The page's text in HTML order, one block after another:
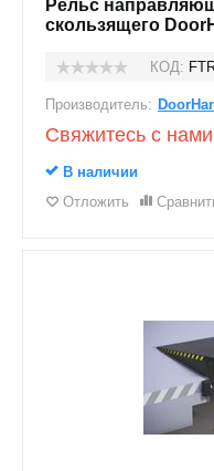
Рельс
скользящего
КОД:
Производитель:
Свяжитесь с
В наличии
Отложить